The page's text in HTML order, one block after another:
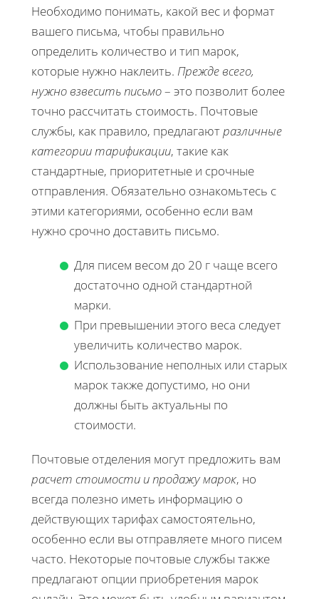
Необходимо понимать, какой вес и формат
вашего письма, чтобы правильно
определить количество и тип марок,
которые нужно наклеить. Прежде всего,
нужно взвесить письмо– это позволит более
точно рассчитать стоимость. Почтовые
службы, как правило, предлагаютразличные
категории тарификации, такие как
стандартные, приоритетные и срочные
отправления. Обязательно ознакомьтесь с
этими категориями, особенно если вам
нужно срочно доставить письмо.
Для писем весом до 20 г чаще всего
достаточно одной стандартной
марки.
При превышении этого веса следует
увеличить количество марок.
Использование неполных или старых
марок также допустимо, но они
должны быть актуальны по
стоимости.
Почтовые отделения могут предложить вам
расчет стоимости и продажу марок, но
всегда полезно иметь информацию о
действующих тарифах самостоятельно,
особенно если вы отправляете много писем
часто. Некоторые почтовые службы также
предлагают опции приобретения марок